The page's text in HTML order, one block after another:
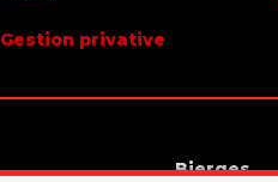
Gestion privative
Bierges